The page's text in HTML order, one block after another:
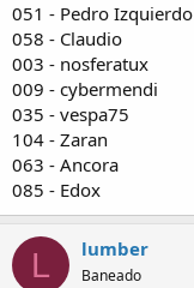
051 - Pedro Izquierdo
058 - Claudio
003 - nosferatux
009 - cybermendi
035 - vespa75
104 - Zaran
063 - Ancora
085 - Edox
L lumber
Baneado